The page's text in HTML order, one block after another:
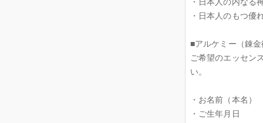
・日本人のもつ優
■アルケミー（錬
ご希望のエッセン
い。
・お名前（本名）
・ご生年月日